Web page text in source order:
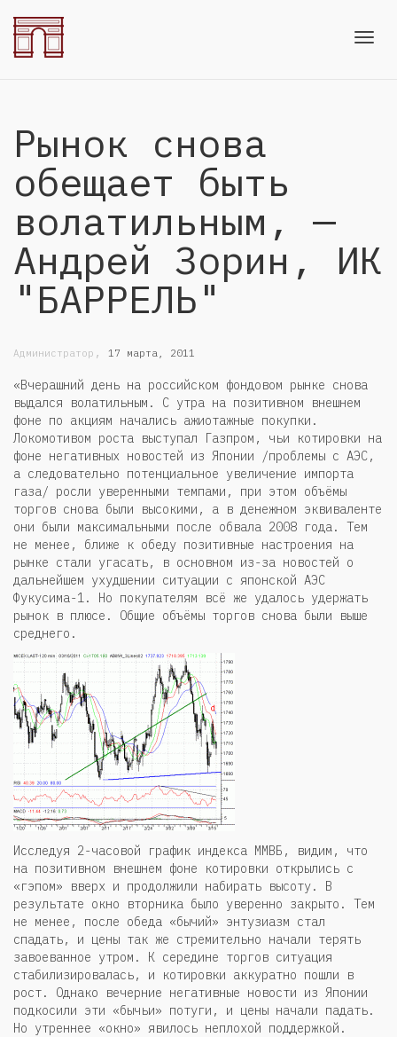
Рынок снова
обещает быть
волатильным, —
Андрей Зорин, ИК
"БАРРЕЛЬ"
Администратор , 17 марта, 2011
«Вчерашний день на российском фондовом рынке снова
выдался волатильным. С утра на позитивном внешнем
фоне по акциям начались ажиотажные покупки.
Локомотивом роста выступал Газпром, чьи котировки на
фоне негативных новостей из Японии /проблемы с АЭС,
а следовательно потенциальное увеличение импорта
газа/ росли уверенными темпами, при этом объёмы
торгов снова были высокими, а в денежном эквиваленте
они были максимальными после обвала 2008 года. Тем
не менее, ближе к обеду позитивные настроения на
рынке стали угасать, в основном из-за новостей о
дальнейшем ухудшении ситуации с японской АЭС
Фукусима-1. Но покупателям всё же удалось удержать
рынок в плюсе. Общие объёмы торгов снова были выше
среднего.
Исследуя 2-часовой график индекса ММВБ, видим, что
на позитивном внешнем фоне котировки открылись с
«гэпом» вверх и продолжили набирать высоту. В
результате окно вторника было уверенно закрыто. Тем
не менее, после обеда «бычий» энтузиазм стал
спадать, и цены так же стремительно начали терять
завоеванное утром. К середине торгов ситуация
стабилизировалась, и котировки аккуратно пошли в
рост. Однако вечерние негативные новости из Японии
подкосили эти «бычьи» потуги, и цены начали падать.
Но утреннее «окно» явилось неплохой поддержкой.